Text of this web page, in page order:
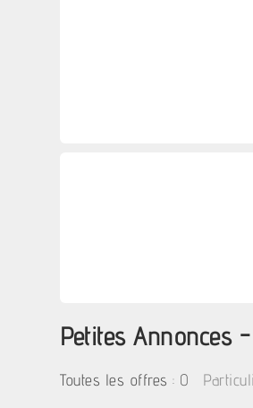
Petites Annonces
Toutes les offres : 0